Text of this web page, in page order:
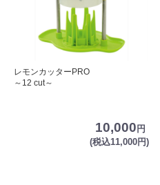
レモンカッターPRO
～12 cut～
10,000 円
(税込11,000円)